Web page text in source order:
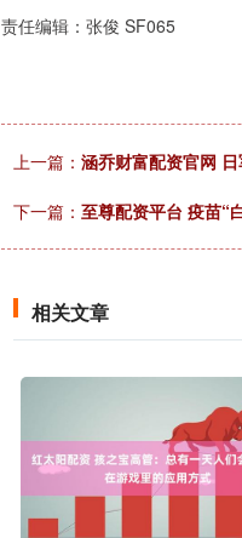
责任编辑：张俊 SF065
上一篇： 涵乔财富配资官网
下一篇： 至尊配资平台 疫苗“
相关文章